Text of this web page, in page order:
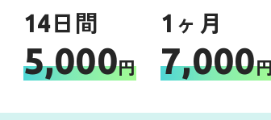
14日間
5,000円
1ヶ月
7,000